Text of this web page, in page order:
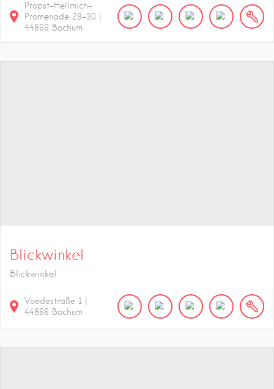
Propst-Hellmich-
Promenade 28-30
44866 Bochum
Blickwinkel
Blickwinkel
Voedestraße 1
44866 Bochum